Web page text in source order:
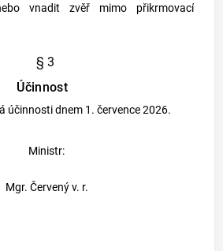
vnadit zvěř mimo přikrmovací
§ 3
Účinnost
účinnosti dnem 1. července 2026.
Ministr:
Mgr. Červený v. r.